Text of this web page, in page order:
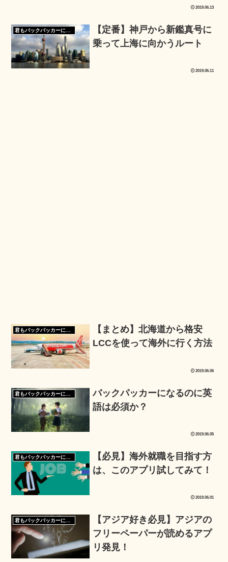
2019.06.13
【定番】神戸から新鑑真号に
乗って上海に向かうルート
2019.06.11
君もバックパッカーになろう
【まとめ】北海道から格安
LCCを使って海外に行く方法
2019.06.06
バックパッカーになるのに英
語は必須か？
2019.06.05
【必見】海外就職を目指す方
は、このアプリ試してみて！
2019.06.01
【アジア好き必見】アジアの
フリーペーパーが読めるアプ
リ発見！